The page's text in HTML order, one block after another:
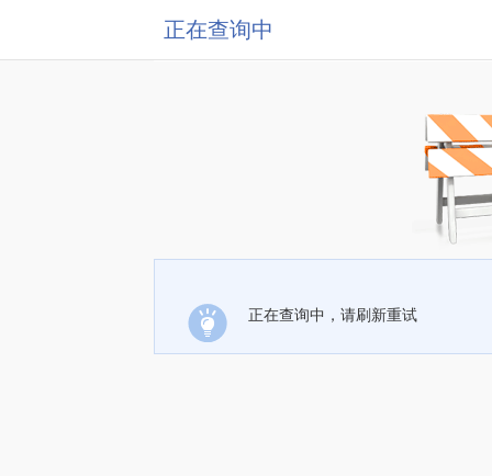
正在查询中
正在查询中，请刷新重试